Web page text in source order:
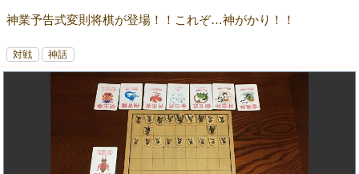
神業予告式変則将棋が登場！！これぞ…神がかり！！
対戦 神話